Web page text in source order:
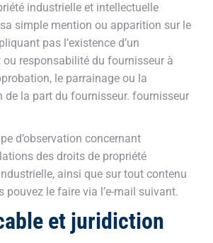
industrielle et intellectuelle
simple mention ou apparition sur le
pas l’existence d’un
responsabilité du fournisseur à
le parrainage ou la
de la part du fournisseur. fournisseur
d’observation concernant
des droits de propriété
ainsi que sur tout contenu
pouvez le faire via l’e-mail suivant.
et juridiction